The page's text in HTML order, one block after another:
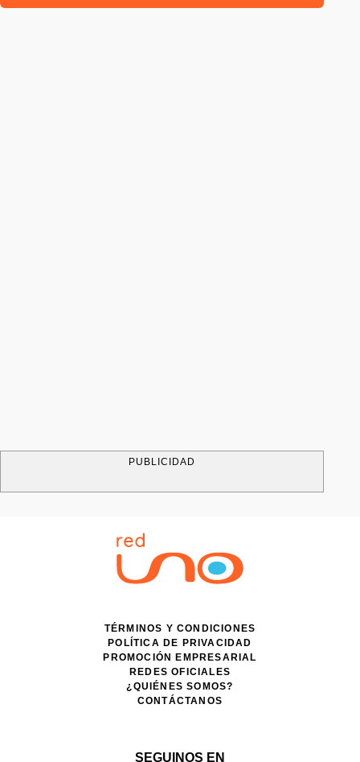
PUBLICIDAD
TÉRMINOS Y CONDICIONES
POLÍTICA DE PRIVACIDAD
PROMOCIÓN EMPRESARIAL
REDES OFICIALES
¿QUIÉNES SOMOS?
CONTÁCTANOS
SEGUINOS EN